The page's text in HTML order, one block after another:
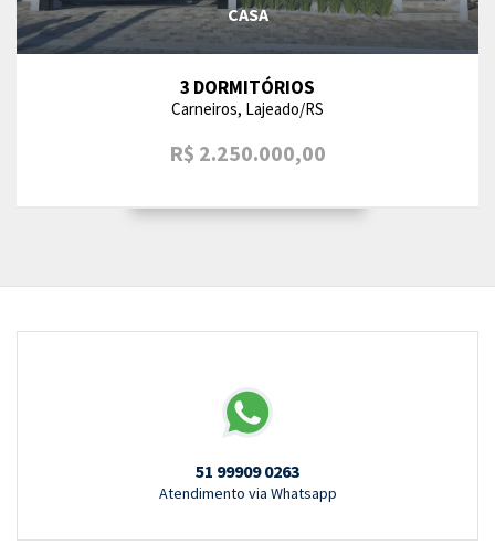
CASA
3 DORMITÓRIOS
Carneiros, Lajeado/RS
R$ 2.250.000,00
51 99909 0263
Atendimento via Whatsapp